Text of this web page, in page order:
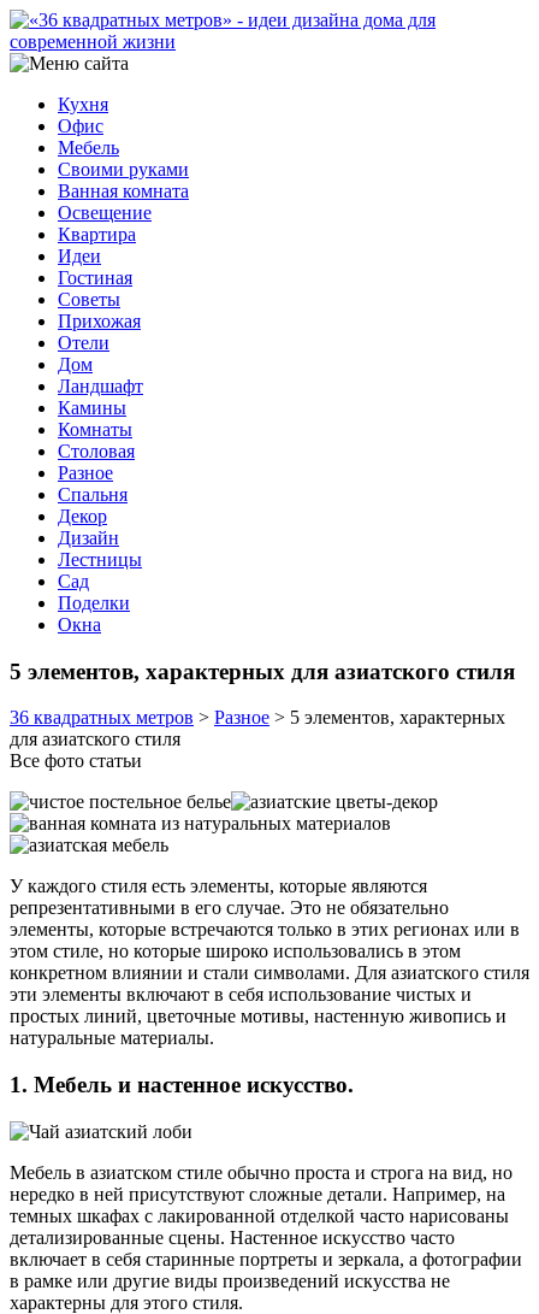
Кухня
Офис
Мебель
Своими руками
Ванная комната
Освещение
Квартира
Идеи
Гостиная
Советы
Прихожая
Отели
Дом
Ландшафт
Камины
Комнаты
Столовая
Разное
Спальня
Декор
Дизайн
Лестницы
Сад
Поделки
Окна
5 элементов, характерных для азиатского стиля
36 квадратных метров > Разное > 5 элементов, характерных
для азиатского стиля
Все фото статьи
У каждого стиля есть элементы, которые являются
репрезентативными в его случае. Это не обязательно
элементы, которые встречаются только в этих регионах или в
этом стиле, но которые широко использовались в этом
конкретном влиянии и стали символами. Для азиатского стиля
эти элементы включают в себя использование чистых и
простых линий, цветочные мотивы, настенную живопись и
натуральные материалы.
1. Мебель и настенное искусство.
Мебель в азиатском стиле обычно проста и строга на вид, но
нередко в ней присутствуют сложные детали. Например, на
темных шкафах с лакированной отделкой часто нарисованы
детализированные сцены. Настенное искусство часто
включает в себя старинные портреты и зеркала, а фотографии
в рамке или другие виды произведений искусства не
характерны для этого стиля.